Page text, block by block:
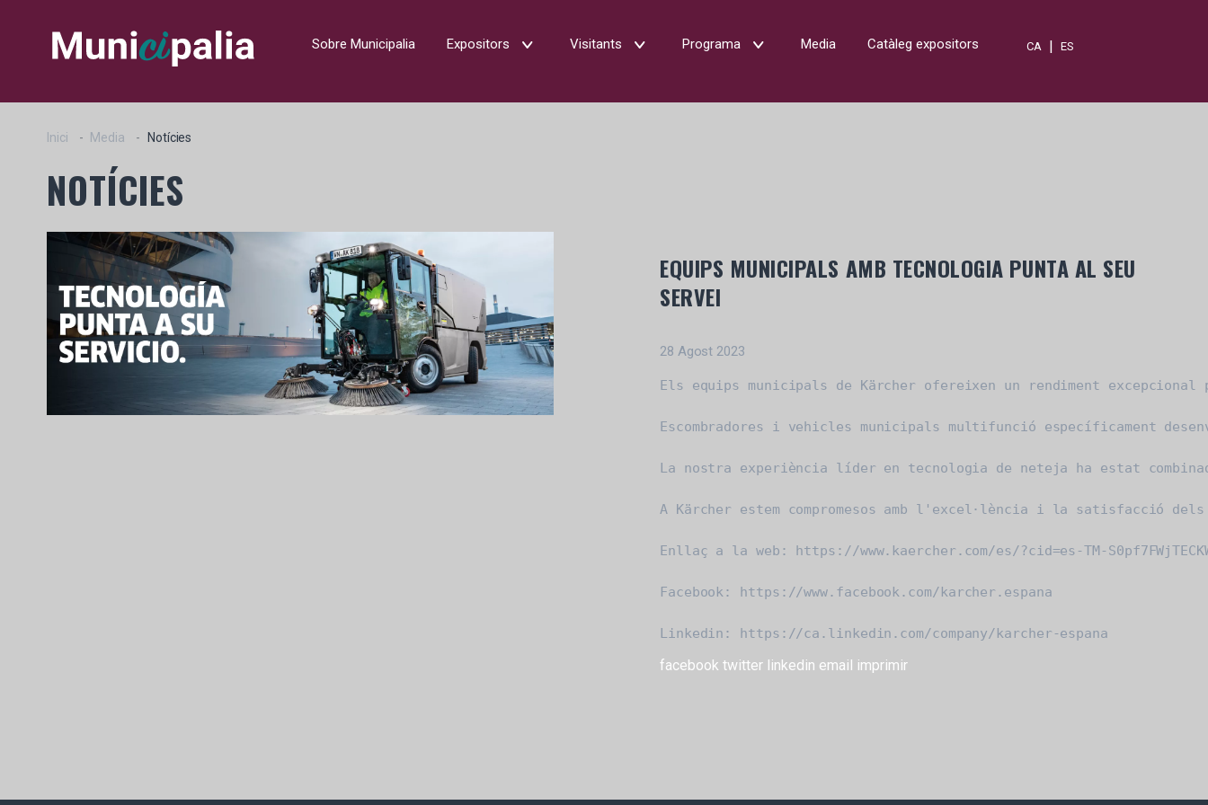
Sobre Municipalia Expositors Visitants Programa Media Catàleg expositors CA |ES
Inici Media Notícies
NOTÍCIES
EQUIPS MUNICIPALS AMB TECNOLOGIA PUNTA AL SEU
SERVEI
28 Agost 2023
Els equips municipals de Kärcher ofereixen un rendiment
Escombradores i vehicles municipals multifunció específicament
La nostra experiència líder en tecnologia de neteja ha estat
A Kärcher estem compromesos amb l'excel·lència i la satisfacció
Enllaç a la web: https://www.kaercher.com/es/?cid=es-TM-
Facebook: https://www.facebook.com/karcher.espana
Linkedin: https://ca.linkedin.com/company/karcher-espana
facebook twitter linkedin email imprimir